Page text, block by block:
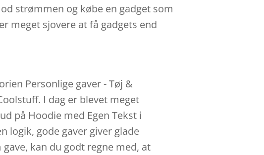
strømmen og købe en gadget som
meget sjovere at få gadgets end
Personlige gaver - Tøj &
I dag er blevet meget
på Hoodie med Egen Tekst i
logik, gode gaver giver glade
kan du godt regne med, at